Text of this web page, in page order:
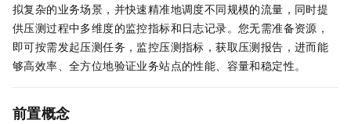
拟复杂的业务场景，并快速精准地调度不同规模的流量，同时提
供压测过程中多维度的监控指标和日志记录。您无需准备资源，
即可按需发起压测任务，监控压测指标，获取压测报告，进而能
够高效率、全方位地验证业务站点的性能、容量和稳定性。
前置概念